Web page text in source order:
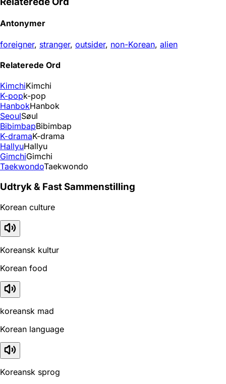
Antonymer
foreigner, stranger, outsider, non-Korean, alien
Relaterede Ord
KimchiKimchi
K-popk-pop
HanbokHanbok
SeoulSøul
BibimbapBibimbap
K-dramaK-drama
HallyuHallyu
GimchiGimchi
TaekwondoTaekwondo
Udtryk & Fast Sammenstilling
Korean culture
Koreansk kultur
Korean food
koreansk mad
Korean language
Koreansk sprog